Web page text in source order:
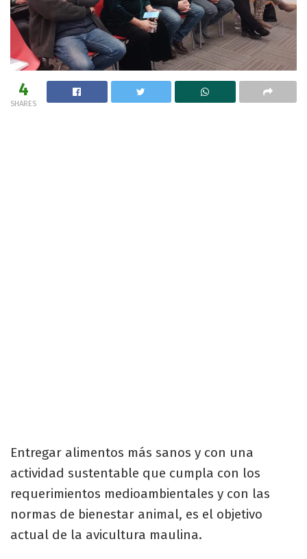
4
SHARES
Entregar alimentos más sanos y con una
actividad sustentable que cumpla con los
requerimientos medioambientales y con las
normas de bienestar animal, es el objetivo
actual de la avicultura maulina.